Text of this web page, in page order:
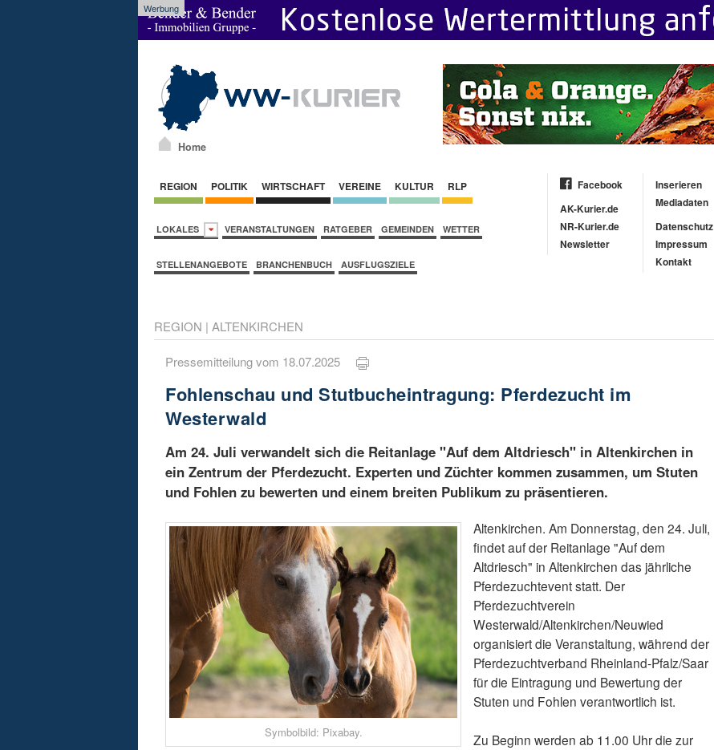
Werbung
Home
REGION POLITIK WIRTSCHAFT VEREINE KULTUR RLP
LOKALES VERANSTALTUNGEN RATGEBER GEMEINDEN WETTER
STELLENANGEBOTE BRANCHENBUCH AUSFLUGSZIELE
Facebook
AK-Kurier.de
NR-Kurier.de
Newsletter
Inserieren
Mediadaten
Datenschutz
Impressum
Kontakt
REGION | ALTENKIRCHEN
Pressemitteilung vom 18.07.2025
Fohlenschau und Stutbucheintragung: Pferdezucht im
Westerwald
Am 24. Juli verwandelt sich die Reitanlage "Auf dem Altdriesch" in Altenkirchen in
ein Zentrum der Pferdezucht. Experten und Züchter kommen zusammen, um Stuten
und Fohlen zu bewerten und einem breiten Publikum zu präsentieren.
Symbolbild: Pixabay.
Altenkirchen. Am Donnerstag, den 24. Juli,
findet auf der Reitanlage "Auf dem
Altdriesch" in Altenkirchen das jährliche
Pferdezuchtevent statt. Der
Pferdezuchtverein
Westerwald/Altenkirchen/Neuwied
organisiert die Veranstaltung, während der
Pferdezuchtverband Rheinland-Pfalz/Saar
für die Eintragung und Bewertung der
Stuten und Fohlen verantwortlich ist.
Zu Beginn werden ab 11.00 Uhr die zur